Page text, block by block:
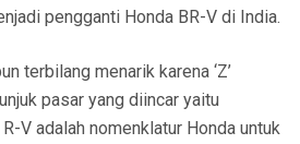
pengganti Honda BR-V di India.
terbilang menarik karena ‘Z’
pasar yang diincar yaitu
V adalah nomenklatur Honda untuk